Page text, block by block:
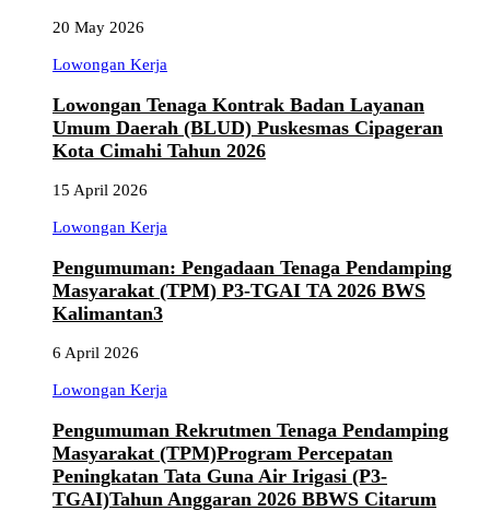
20 May 2026
Lowongan Kerja
Lowongan Tenaga Kontrak Badan Layanan
Umum Daerah (BLUD) Puskesmas Cipageran
Kota Cimahi Tahun 2026
15 April 2026
Lowongan Kerja
Pengumuman: Pengadaan Tenaga Pendamping
Masyarakat (TPM) P3-TGAI TA 2026 BWS
Kalimantan3
6 April 2026
Lowongan Kerja
Pengumuman Rekrutmen Tenaga Pendamping
Masyarakat (TPM)Program Percepatan
Peningkatan Tata Guna Air Irigasi (P3-
TGAI)Tahun Anggaran 2026 BBWS Citarum